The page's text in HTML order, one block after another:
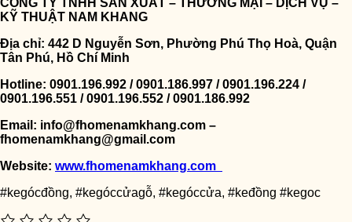
KỸ THUẬT NAM KHANG
Địa chỉ: 442 D Nguyễn Sơn, Phường Phú Thọ Hoà, Quận
Tân Phú, Hồ Chí Minh
Hotline: 0901.196.992 / 0901.186.997 / 0901.196.224 /
0901.196.551 / 0901.196.552 / 0901.186.992
Email: info@fhomenamkhang.com –
fhomenamkhang@gmail.com
Website: www.fhomenamkhang.com
#kegócđồng, #kegóccửagỗ, #kegóccửa, #keđồng #kegoc